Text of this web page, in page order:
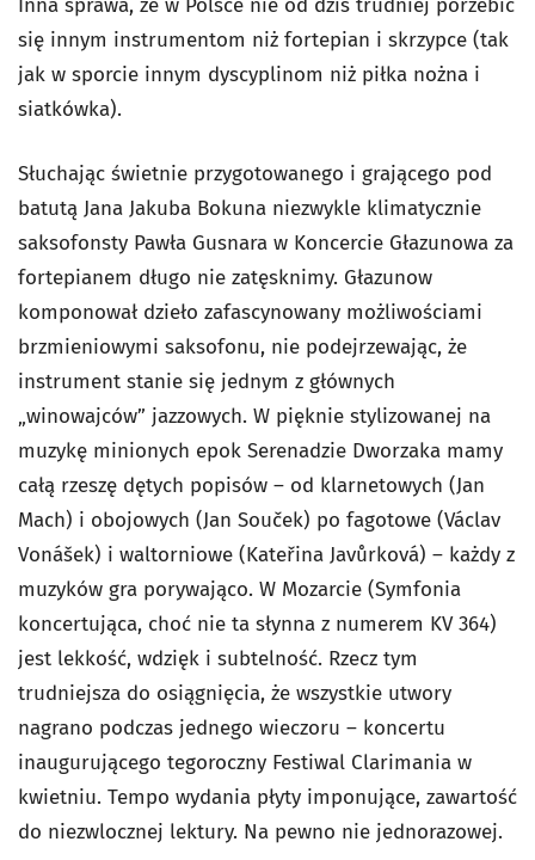
Inna sprawa, że w Polsce nie od dziś trudniej porzebić
się innym instrumentom niż fortepian i skrzypce (tak
jak w sporcie innym dyscyplinom niż piłka nożna i
siatkówka).
Słuchając świetnie przygotowanego i grającego pod
batutą Jana Jakuba Bokuna niezwykle klimatycznie
saksofonsty Pawła Gusnara w Koncercie Głazunowa za
fortepianem długo nie zatęsknimy. Głazunow
komponował dzieło zafascynowany możliwościami
brzmieniowymi saksofonu, nie podejrzewając, że
instrument stanie się jednym z głównych
„winowajców” jazzowych. W pięknie stylizowanej na
muzykę minionych epok Serenadzie Dworzaka mamy
całą rzeszę dętych popisów – od klarnetowych (Jan
Mach) i obojowych (Jan Souček) po fagotowe (Václav
Vonášek) i waltorniowe (Kateřina Javůrková) – każdy z
muzyków gra porywająco. W Mozarcie (Symfonia
koncertująca, choć nie ta słynna z numerem KV 364)
jest lekkość, wdzięk i subtelność. Rzecz tym
trudniejsza do osiągnięcia, że wszystkie utwory
nagrano podczas jednego wieczoru – koncertu
inaugurującego tegoroczny Festiwal Clarimania w
kwietniu. Tempo wydania płyty imponujące, zawartość
do niezwlocznej lektury. Na pewno nie jednorazowej.